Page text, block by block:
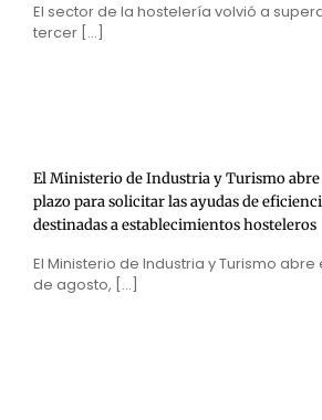
El sector de la hostelería volvió a
tercer […]
El Ministerio de Industria y Turismo abre
plazo para solicitar las ayudas de
destinadas a establecimientos hosteleros
El Ministerio de Industria y Turismo
de agosto, […]